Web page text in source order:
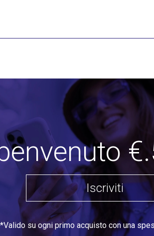
Iscriviti
*Valido su ogni primo acquisto con una